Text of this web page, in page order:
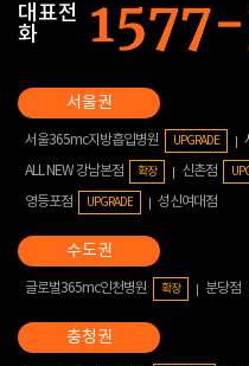
대표전
화
서울365mc지방흡입병원 UPGRADE
ALL NEW 강남본점 확장 신촌점
영등포점
UPGRADE 성신여대점
글로벌365mc인천병원 확장 분당점